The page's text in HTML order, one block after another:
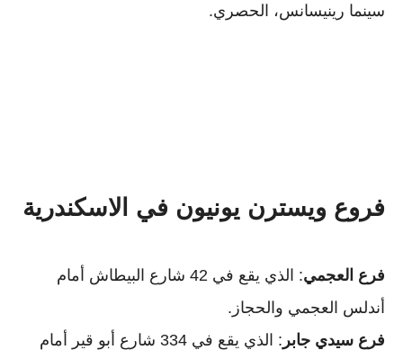
سينما رينيسانس، الحصري.
فروع ويسترن يونيون في الاسكندرية
فرع العجمي
: الذي يقع في 42 شارع البيطاش أمام
أندلس العجمي والحجاز.
فرع سيدي جابر
: الذي يقع في 334 شارع أبو قير أمام